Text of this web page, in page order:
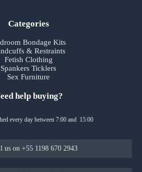
Categories
Bondage Kits
& Restraints
Fetish Clothing
Spankers Ticklers
Sex Furniture
help buying?
every day between 7:00 and 15:00
us on +55 1198 670 2943